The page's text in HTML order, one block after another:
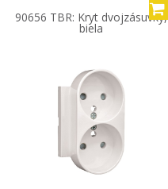
90656 TBR: Kryt dvojzásuvky,
biela